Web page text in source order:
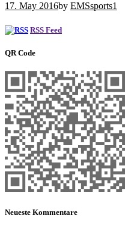
17. May 2016by EMSsports1
RSS Feed
QR Code
Neueste Kommentare